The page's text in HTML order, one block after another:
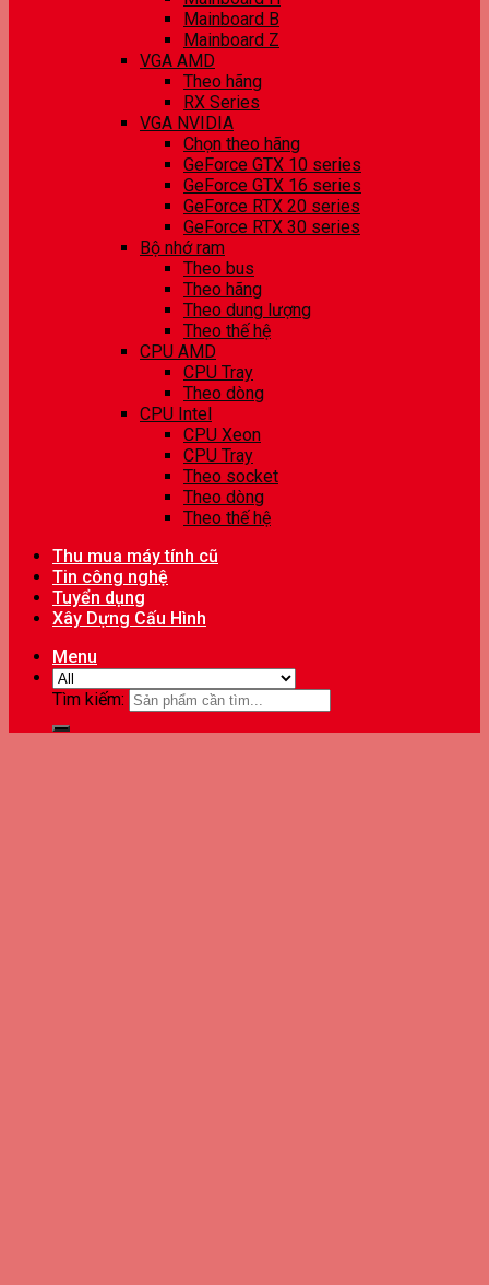
Mainboard B
Mainboard Z
VGA AMD
Theo hãng
RX Series
VGA NVIDIA
Chọn theo hãng
GeForce GTX 10 series
GeForce GTX 16 series
GeForce RTX 20 series
GeForce RTX 30 series
Bộ nhớ ram
Theo bus
Theo hãng
Theo dung lượng
Theo thế hệ
CPU AMD
CPU Tray
Theo dòng
CPU Intel
CPU Xeon
CPU Tray
Theo socket
Theo dòng
Theo thế hệ
Thu mua máy tính cũ
Tin công nghệ
Tuyển dụng
Xây Dựng Cấu Hình
Menu
Tìm kiếm: